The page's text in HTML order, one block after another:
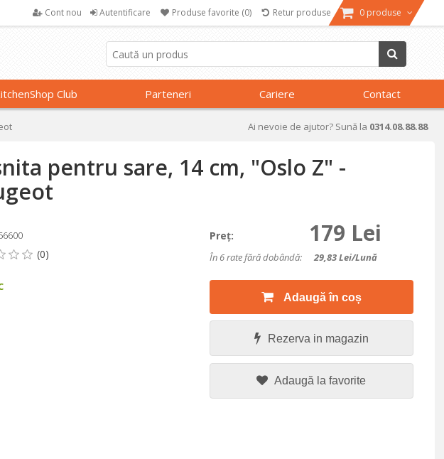
Cont nou Autentificare Produse favorite (0) Retur produse 0 produse
Club Parteneri Cariere Contact
Ai nevoie de ajutor? Sună la 0314.08.88.88
pentru sare, 14 cm, "Oslo Z" -
Preţ: 179 Lei
În 6 rate fără dobândă: 29,83Lei/lună
Adaugă în coș
Rezerva in magazin
Adaugă la favorite